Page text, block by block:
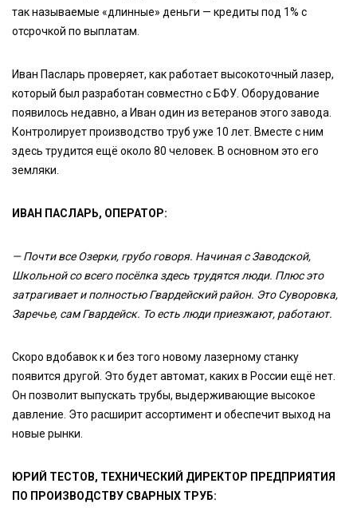
так называемые «длинные» деньги — кредиты под 1% с
отсрочкой по выплатам.
Иван Пасларь проверяет, как работает высокоточный лазер,
который был разработан совместно с БФУ. Оборудование
появилось недавно, а Иван один из ветеранов этого завода.
Контролирует производство труб уже 10 лет. Вместе с ним
здесь трудится ещё около 80 человек. В основном это его
земляки.
ИВАН ПАСЛАРЬ, ОПЕРАТОР:
— Почти все Озерки, грубо говоря. Начиная с Заводской,
Школьной со всего посёлка здесь трудятся люди. Плюс это
затрагивает и полностью Гвардейский район. Это Суворовка,
Заречье, сам Гвардейск. То есть люди приезжают, работают.
Скоро вдобавок к и без того новому лазерному станку
появится другой. Это будет автомат, каких в России ещё нет.
Он позволит выпускать трубы, выдерживающие высокое
давление. Это расширит ассортимент и обеспечит выход на
новые рынки.
ЮРИЙ ТЕСТОВ, ТЕХНИЧЕСКИЙ ДИРЕКТОР ПРЕДПРИЯТИЯ
ПО ПРОИЗВОДСТВУ СВАРНЫХ ТРУБ: